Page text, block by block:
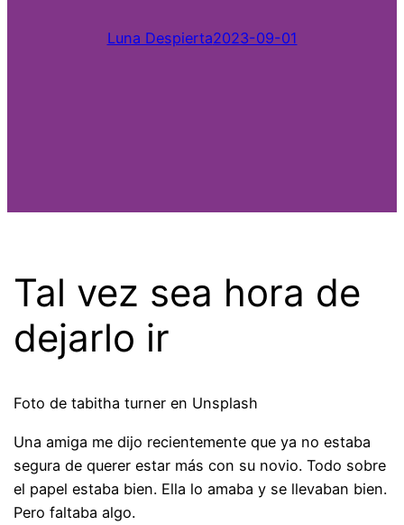
Luna Despierta2023-09-01
Tal vez sea hora de
dejarlo ir
Foto de tabitha turner en Unsplash
Una amiga me dijo recientemente que ya no estaba
segura de querer estar más con su novio. Todo sobre
el papel estaba bien. Ella lo amaba y se llevaban bien.
Pero faltaba algo.